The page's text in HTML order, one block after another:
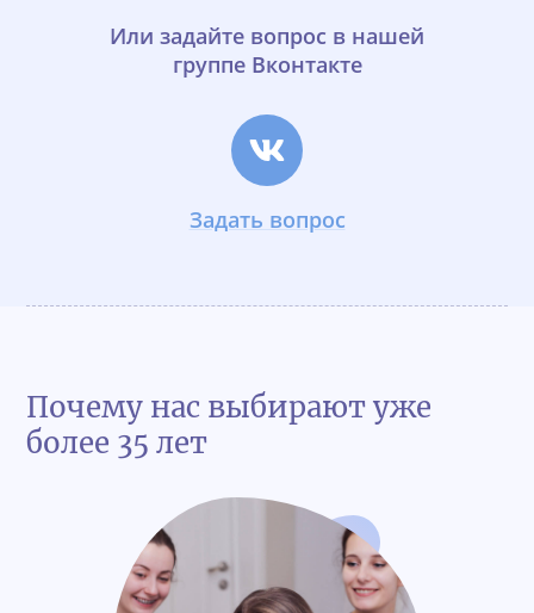
Или задайте вопрос в нашей
группе Вконтакте
Задать вопрос
Почему нас выбирают уже
более 35 лет